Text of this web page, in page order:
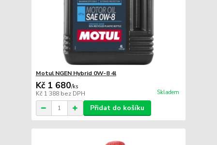
Motul NGEN Hybrid 0W-8 4l
Kč 1 680/ks
Kč 1 388 bez DPH Skladem
Přidat do košíku